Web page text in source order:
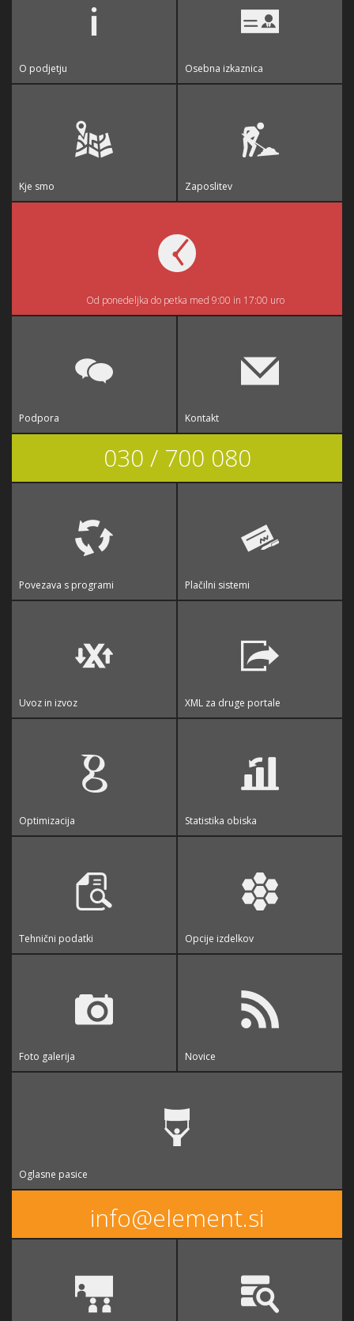
O podjetju Osebna izkaznica
Kje smo Zaposlitev
Od ponedeljka do petka med 9:00 in 17:00 uro
Podpora Kontakt
030 / 700 080
Povezava s programi Plačilni sistemi
Uvoz in izvoz XML za druge portale
Optimizacija Statistika obiska
Tehnični podatki Opcije izdelkov
Foto galerija Novice
Oglasne pasice
info@element.si